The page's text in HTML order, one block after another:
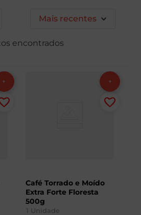
Mais recentes
Café Torrado e Moído
Extra Forte Floresta
500g
1 Unidade